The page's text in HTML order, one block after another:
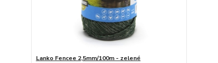
Lanko Fencee 2,5mm/100m - zelené